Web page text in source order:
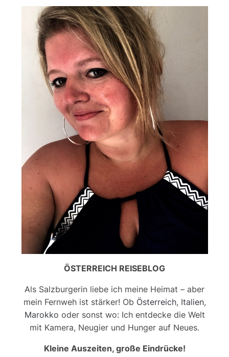
ÖSTERREICH REISEBLOG
Als Salzburgerin liebe ich meine Heimat – aber
mein Fernweh ist stärker! Ob Österreich, Italien,
Marokko oder sonst wo: Ich entdecke die Welt
mit Kamera, Neugier und Hunger auf Neues.
Kleine Auszeiten, große Eindrücke!